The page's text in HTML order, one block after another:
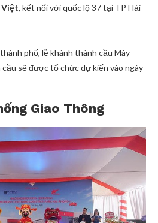
Việt, kết nối với quốc lộ 37 tại TP Hải
phố, lễ khánh thành cầu Máy
sẽ được tổ chức dự kiến vào ngày
Giao Thông